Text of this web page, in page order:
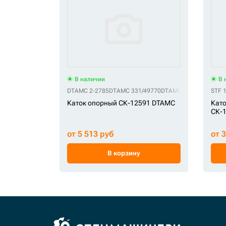
В наличии
DTAMC 2-2785DTAMC 331/49770DTAMC 5231047
Каток опорный СК-12591 DTAMC
от 5 513 руб
В корзину
В
STF
СК-
от